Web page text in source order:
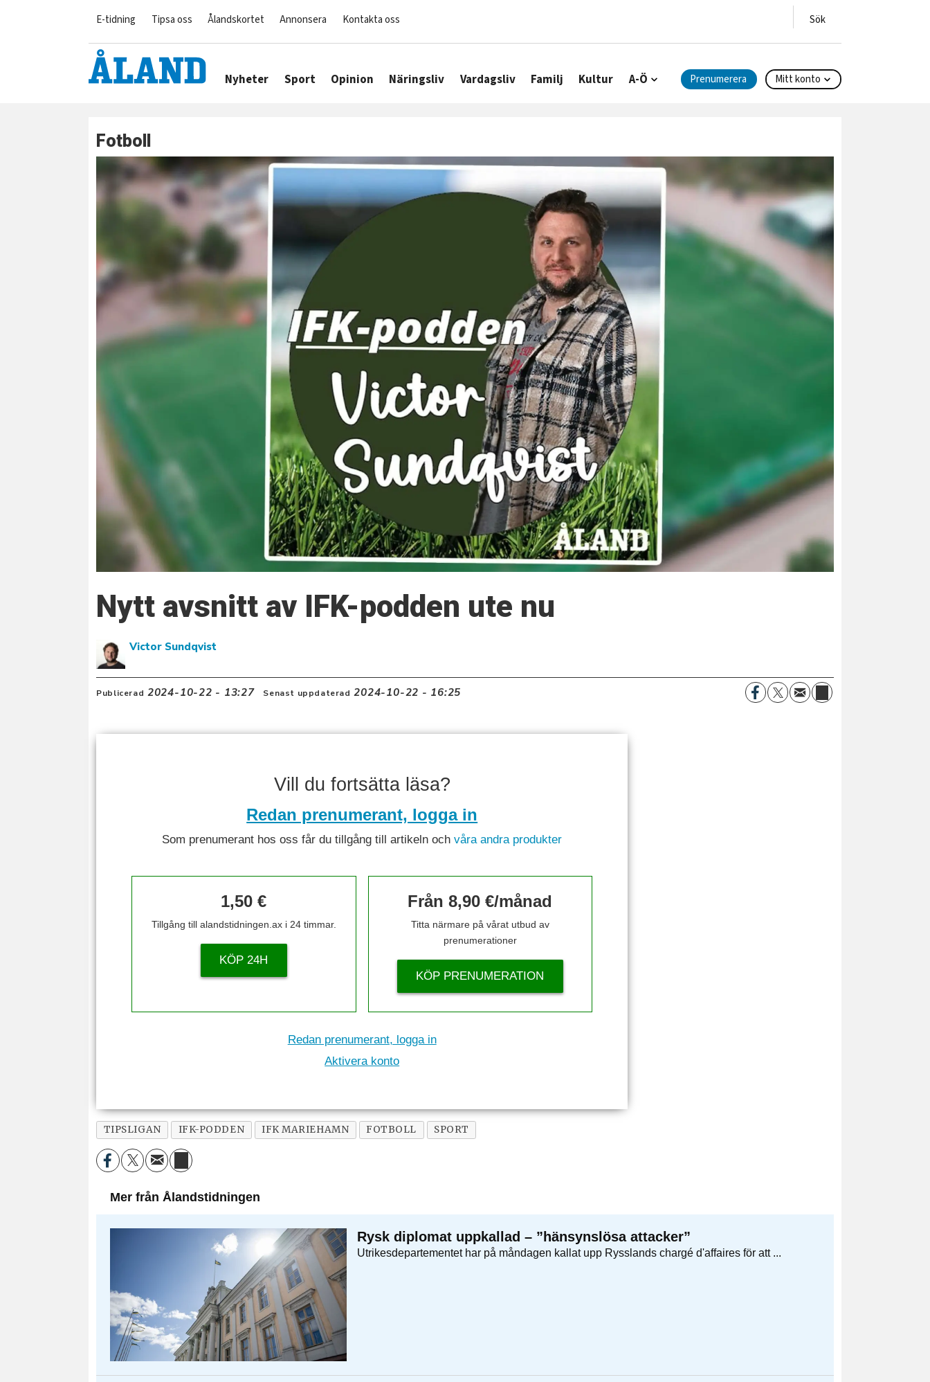
E-tidning Tipsa oss Ålandskortet Annonsera Kontakta oss
Nyheter Sport Opinion Näringsliv Vardagsliv Familj Kultur A-Ö Prenumerera Mitt konto
Fotboll
Nytt avsnitt av IFK-podden ute nu
Victor Sundqvist
Publicerad 2024-10-22 - 13:27 Senast uppdaterad 2024-10-22 - 16:25
Vill du fortsätta läsa?
Redan prenumerant, logga in
Som prenumerant hos oss får du tillgång till artikeln ochvåra andra produkter
1,50 €
Tillgång till alandstidningen.ax i 24 timmar.
KÖP 24H
Från 8,90 €/månad
Titta närmare på vårat utbud av
prenumerationer
KÖP PRENUMERATION
Redan prenumerant, logga in
Aktivera konto
TIPSLIGAN IFK-PODDEN IFK MARIEHAMN FOTBOLL SPORT